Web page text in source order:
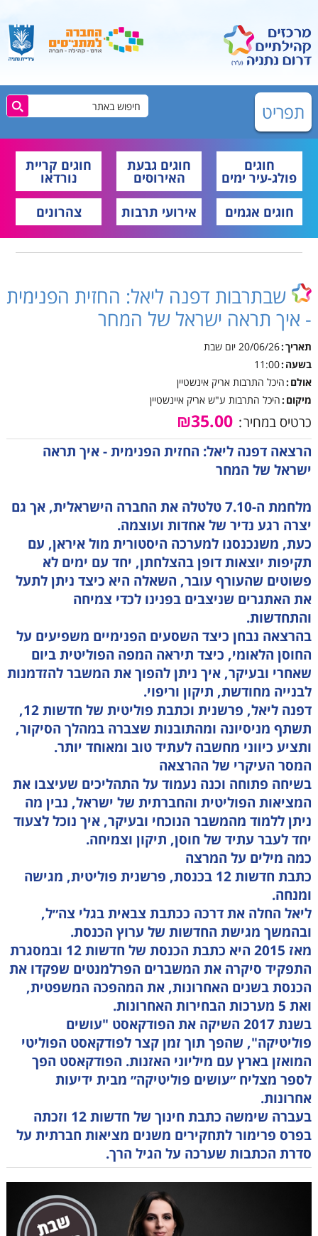
תפריט
חוגים
פולג-עיר ימים
חוגים גבעת
האירוסים
חוגים קריית
נורדאו
חוגים אגמים
אירועי תרבות צהרונים
שבתרבות דפנה ליאל: החזית הפנימית
- איך תראה ישראל של המחר
תאריך 20/06/26 יום שבת
בשעה 11:00
אולם היכל התרבות אריק אינשטיין
מיקום היכל התרבות ע"ש אריק איינשטיין
כרטיס במחיר
הרצאה דפנה ליאל: החזית הפנימית - איך תראה
ישראל של המחר
מלחמת ה-7.10 טלטלה את החברה הישראלית, אך גם
יצרה רגע נדיר של אחדות ועוצמה.
כעת, משנכנסנו למערכה היסטורית מול איראן, עם
תקיפות יוצאות דופן בהצלחתן, יחד עם ימים לא
פשוטים שהעורף עובר, השאלה היא כיצד ניתן לתעל
את האתגרים שניצבים בפנינו לכדי צמיחה
והתחדשות.
בהרצאה נבחן כיצד השסעים הפנימיים משפיעים על
החוסן הלאומי, כיצד תיראה המפה הפוליטית ביום
שאחרי ובעיקר, איך ניתן להפוך את המשבר להזדמנות
לבנייה מחודשת, תיקון וריפוי.
דפנה ליאל, פרשנית וכתבת פוליטית של חדשות 12,
תשתף מניסיונה ומהתובנות שצברה במהלך הסיקור,
ותציע כיווני מחשבה לעתיד טוב ומאוחד יותר.
המסר העיקרי של ההרצאה
בשיחה פתוחה וכנה נעמוד על התהליכים שעיצבו את
המציאות הפוליטית והחברתית של ישראל, נבין מה
ניתן ללמוד מהמשבר הנוכחי ובעיקר, איך נוכל לצעוד
יחד לעבר עתיד של חוסן, תיקון וצמיחה.
כמה מילים על המרצה
כתבת חדשות 12 בכנסת, פרשנית פוליטית, מגישה
ומנחה.
ליאל החלה את דרכה ככתבת צבאית בגלי צה״ל,
ובהמשך מגישת החדשות של ערוץ הכנסת.
מאז 2015 היא כתבת הכנסת של חדשות 12 ובמסגרת
התפקיד סיקרה את המשברים הפרלמנטים שפקדו את
הכנסת בשנים האחרונות, את המהפכה המשפטית,
ואת 5 מערכות הבחירות האחרונות.
בשנת 2017 השיקה את הפודקאסט "עושים
פוליטיקה", שהפך תוך זמן קצר לפודקאסט הפוליטי
המואזן בארץ עם מיליוני האזנות. הפודקאסט הפך
לספר מצליח ״עושים פוליטיקה״ מבית ידיעות
אחרונות.
בעברה שימשה כתבת חינוך של חדשות 12 וזכתה
בפרס פרימור לתחקירים משנים מציאות חברתית על
סדרת הכתבות שערכה על הגיל הרך.